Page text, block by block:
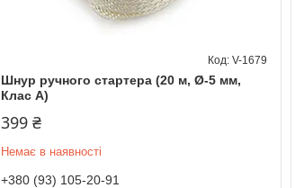
Шнур ручного стартера (20 м, Ø-5 мм,
Клас А)
V-1679
399 ₴
Немає в наявності
+380 (93) 105-20-91